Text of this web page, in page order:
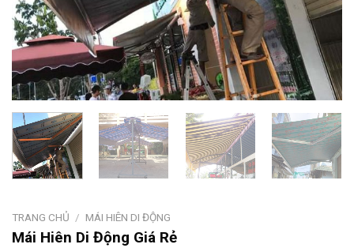
TRANG CHỦ / MÁI HIÊN DI ĐỘNG
Mái Hiên Di Động Giá Rẻ